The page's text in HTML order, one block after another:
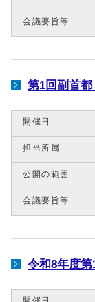
会議要旨等
第1回副⾸
開催日
担当所属
公開の範囲
会議要旨等
令和8年度